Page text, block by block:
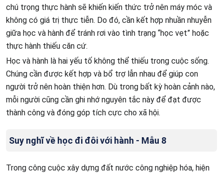
chú trọng thực hành sẽ khiến kiến thức trở nên máy móc và
không có giá trị thực tiễn. Do đó, cần kết hợp nhuần nhuyễn
giữa học và hành để tránh rơi vào tình trạng “học vẹt” hoặc
thực hành thiếu căn cứ.
Học và hành là hai yếu tố không thể thiếu trong cuộc sống.
Chúng cần được kết hợp và bổ trợ lẫn nhau để giúp con
người trở nên hoàn thiện hơn. Dù trong bất kỳ hoàn cảnh nào,
mỗi người cũng cần ghi nhớ nguyên tắc này để đạt được
thành công và đóng góp tích cực cho xã hội.
Suy nghĩ về học đi đôi với hành - Mẫu 8
Trong công cuộc xây dựng đất nước công nghiệp hóa, hiện